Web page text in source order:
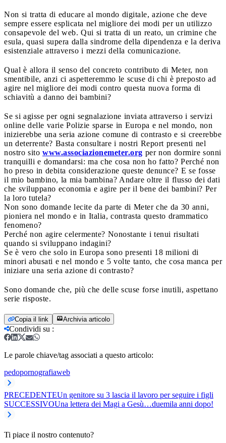
Non si tratta di educare al mondo digitale, azione che deve
sempre essere esplicata nel migliore dei modi per un utilizzo
consapevole del web. Qui si tratta di un reato, un crimine che
esula, quasi supera dalla sindrome della dipendenza e la deriva
esistenziale attraverso i mezzi della comunicazione.
Qual è allora il senso del concreto contributo di Meter, non
smentibile, anzi ci aspetteremmo le scuse di chi è preposto ad
agire nel migliore dei modi contro questa nuova forma di
schiavitù a danno dei bambini?
Se si agisse per ogni segnalazione inviata attraverso i servizi
online delle varie Polizie sparse in Europa e nel mondo, non
inizierebbe una seria azione comune di contrasto e si creerebbe
un deterrente? Basta consultare i nostri Report presenti nel
nostro sito www.associazionemeter.org per non dormire sonni
tranquilli e domandarsi: ma che cosa non ho fatto? Perché non
ho preso in debita considerazione queste denunce? E se fosse
il mio bambino, la mia bambina? Andare oltre il flusso dei dati
che sviluppano economia e agire per il bene dei bambini? Per
la loro tutela?
Non sono domande lecite da parte di Meter che da 30 anni,
pioniera nel mondo e in Italia, contrasta questo drammatico
fenomeno?
Perché non agire celermente? Nonostante i tenui risultati
quando si sviluppano indagini?
Se è vero che solo in Europa sono presenti 18 milioni di
minori abusati e nel mondo e 5 volte tanto, che cosa manca per
iniziare una seria azione di contrasto?
Sono domande che, più che delle scuse forse inutili, aspettano
serie risposte.
Copia il link Archivia articolo
Condividi su :
Le parole chiave/tag associati a questo articolo:
pedopornografiaweb
PRECEDENTEUn genitore su 3 lascia il lavoro per seguire i figli
SUCCESSIVOUna lettera dei Magi a Gesù…duemila anni dopo!
Ti piace il nostro contenuto?